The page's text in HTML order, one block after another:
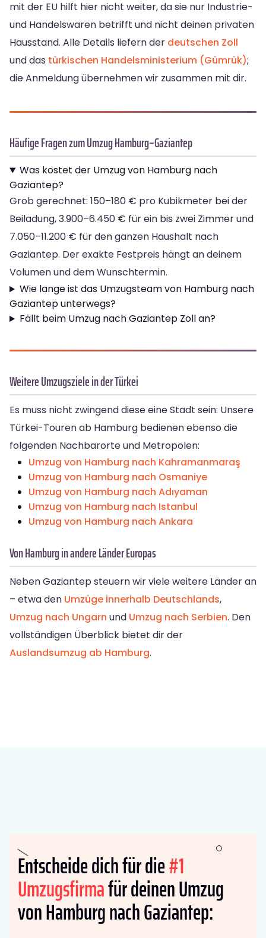
mit der EU hilft hier nicht weiter, da sie nur Industrie-
und Handelswaren betrifft und nicht deinen privaten
Hausstand. Alle Details liefern der deutschen Zoll
und das türkischen Handelsministerium (Gümrük);
die Anmeldung übernehmen wir zusammen mit dir.
Häufige Fragen zum Umzug Hamburg–Gaziantep
Was kostet der Umzug von Hamburg nach
Gaziantep?
Grob gerechnet: 150–180 € pro Kubikmeter bei der
Beiladung, 3.900–6.450 € für ein bis zwei Zimmer und
7.050–11.200 € für den ganzen Haushalt nach
Gaziantep. Der exakte Festpreis hängt an deinem
Volumen und dem Wunschtermin.
Wie lange ist das Umzugsteam von Hamburg nach
Gaziantep unterwegs?
Fällt beim Umzug nach Gaziantep Zoll an?
Weitere Umzugsziele in der Türkei
Es muss nicht zwingend diese eine Stadt sein: Unsere
Türkei-Touren ab Hamburg bedienen ebenso die
folgenden Nachbarorte und Metropolen:
Umzug von Hamburg nach Kahramanmaraş
Umzug von Hamburg nach Osmaniye
Umzug von Hamburg nach Adıyaman
Umzug von Hamburg nach Istanbul
Umzug von Hamburg nach Ankara
Von Hamburg in andere Länder Europas
Neben Gaziantep steuern wir viele weitere Länder an
– etwa den Umzüge innerhalb Deutschlands,
Umzug nach Ungarn und Umzug nach Serbien. Den
vollständigen Überblick bietet dir der
Auslandsumzug ab Hamburg.
Entscheide dich für die#1
Umzugsfirmafür deinen Umzug
von Hamburg nach Gaziantep: